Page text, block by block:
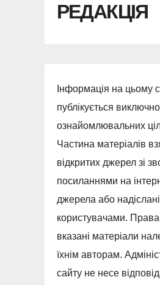
РЕДАКЦІЯ
Інформація на цьому
публікується
ознайомлювальних
Частина матеріалів
відкритих джерел зі
посиланнями на
джерела або надіслані
користувачами.
вказані матеріали
їхнім авторам.
сайту не несе